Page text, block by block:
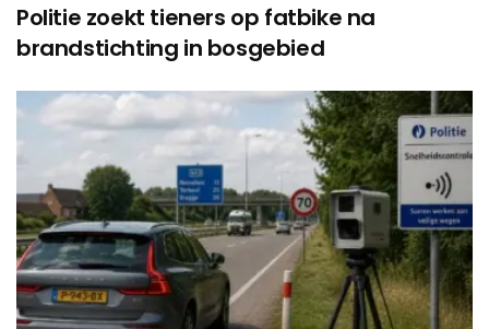
Politie zoekt tieners op fatbike na
brandstichting in bosgebied